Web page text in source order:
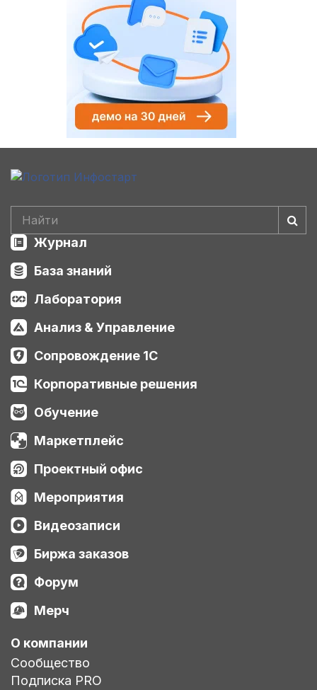
Журнал
База знаний
Лаборатория
Анализ & Управление
Сопровождение 1С
Корпоративные решения
Обучение
Маркетплейс
Проектный офис
Мероприятия
Видеозаписи
Биржа заказов
Форум
Мерч
О компании
Сообщество
Подписка PRO